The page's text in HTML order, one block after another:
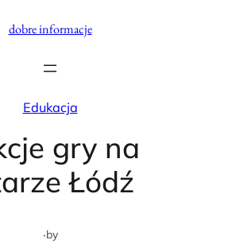
dobre informacje
Edukacja
gry na
Łódź
·by